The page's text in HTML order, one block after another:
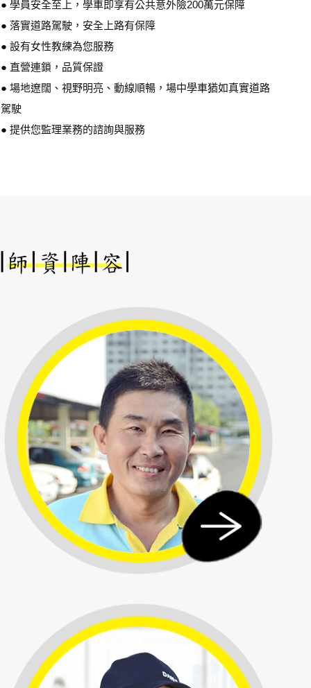
● 學員安全至上，學車即享有公共意外險200萬元保障
● 落實道路駕駛，安全上路有保障
● 設有女性教練為您服務
● 直營連鎖，品質保證
● 場地遼闊、視野明亮、動線順暢，場中學車猶如真實道路
駕駛
● 提供您監理業務的諮詢與服務